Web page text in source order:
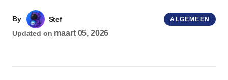
By
Stef
Updated on maart 05, 2026
ALGEMEEN